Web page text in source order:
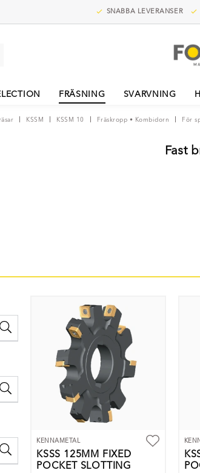
SNABBA LEVERANSER
FRÄSNING SVARVNING
KSSM KSSM 10 Fräskropp • Kombidorn För
Fast
KENNAMETAL
KSSS 125MM FIXED
POCKET SLOTTING